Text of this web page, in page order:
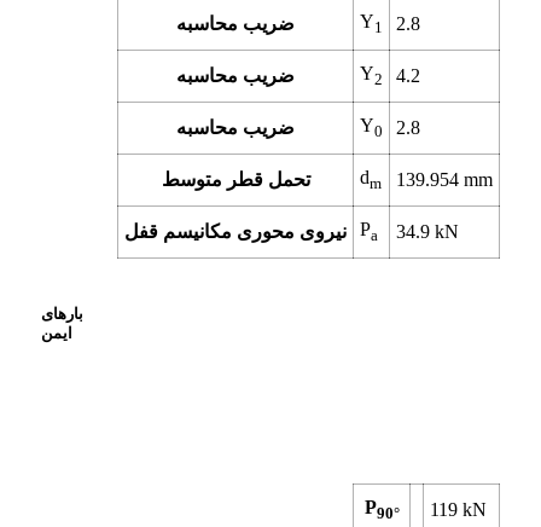
ضریب محاسبه Y1 2.8
ضریب محاسبه Y2 4.2
ضریب محاسبه Y0 2.8
تحمل قطر متوسط dm 139.954mm
نیروی محوری مکانیسم قفل Pa 34.9kN
بارهای
ایمن
P90° 119kN